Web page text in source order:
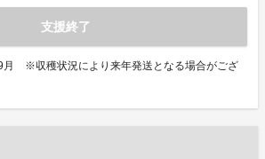
支援終了
月 ※収穫状況により来年発送となる場合がござ